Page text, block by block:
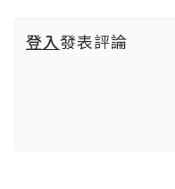
登入發表評論